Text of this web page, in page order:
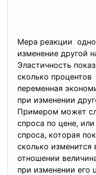
Мера реакции
изменение другой
Эластичность
сколько
переменная
при изменении
Примером может
спроса по цене,
спроса, которая
сколько изменится
отношении
при изменении его